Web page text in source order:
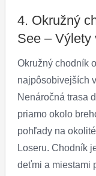
4. Okružný
See – Výlety
Okružný chodník
najpôsobivejších
Nenáročná trasa
priamo okolo
pohľady na
Loseru. Chodník
deťmi a miestami